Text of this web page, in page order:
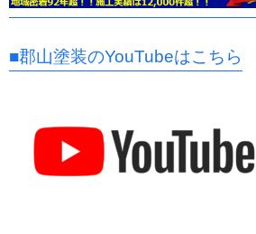
■郡山塗装のYouTubeはこちら